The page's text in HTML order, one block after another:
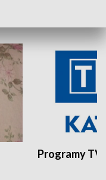
Programy